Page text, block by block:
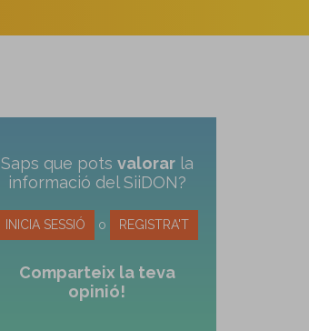
Saps que pots valorarla
informació del SiiDON?
INICIA SESSIÓ o REGISTRA'T
Comparteix la teva
opinió!